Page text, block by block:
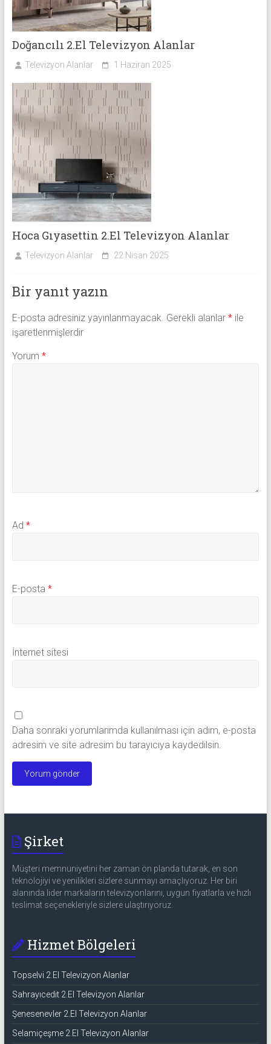
Doğancılı 2.El Televizyon Alanlar
Televizyon Alanlar 1 Haziran 2025
Hoca Gıyasettin 2.El Televizyon Alanlar
Televizyon Alanlar 22 Nisan 2025
Bir yanıt yazın
E-posta adresiniz yayınlanmayacak. Gerekli alanlar *ile
işaretlenmişlerdir
Yorum *
Ad *
E-posta *
İnternet sitesi
Daha sonraki yorumlarımda kullanılması için adım, e-posta
adresim ve site adresim bu tarayıcıya kaydedilsin.
Şirket
Müşteri memnuniyetini her zaman ön planda tutarak, en son
teknolojiyi ve yenilikleri sizlere sunmayı amaçlıyoruz. Her biri
alanında lider markaların televizyonlarını, uygun fiyatlarla ve hızlı
teslimat seçenekleriyle sizlere ulaştırıyoruz.
Hizmet Bölgeleri
Topselvi 2.El Televizyon Alanlar
Sahrayıcedit 2.El Televizyon Alanlar
Şenesenevler 2.El Televizyon Alanlar
Selamiçeşme 2.El Televizyon Alanlar